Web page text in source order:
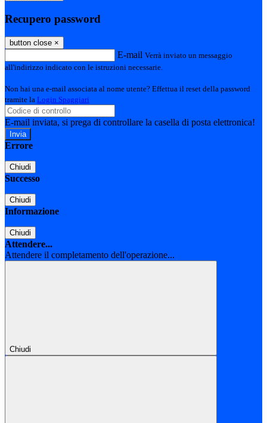
Recupero password
button close ×
E-mail Verrà inviato un messaggio
all'indirizzo indicato con le istruzioni necessarie.
Non hai una e-mail associata al nome utente? Effettua il reset della password
tramite la Login Spaggiari
E-mail inviata, si prega di controllare la casella di posta elettronica!
Errore
Chiudi
Successo
Chiudi
Informazione
Chiudi
Attendere...
Attendere il completamento dell'operazione...
Chiudi